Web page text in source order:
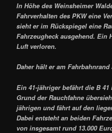
In Höhe des Weinsheimer
Fahrverhalten des PKW eine
sieht er im Rückspiegel eine
Fahrzeugheck ausgehend. Ein
Luft verloren.
Daher hält er am Fahrbahnrand
Ein 41-jähriger befährt die B
Grund der Rauchfahne
jährigen und fährt auf den
Dabei entsteht an beiden
von insgesamt rund 13.000